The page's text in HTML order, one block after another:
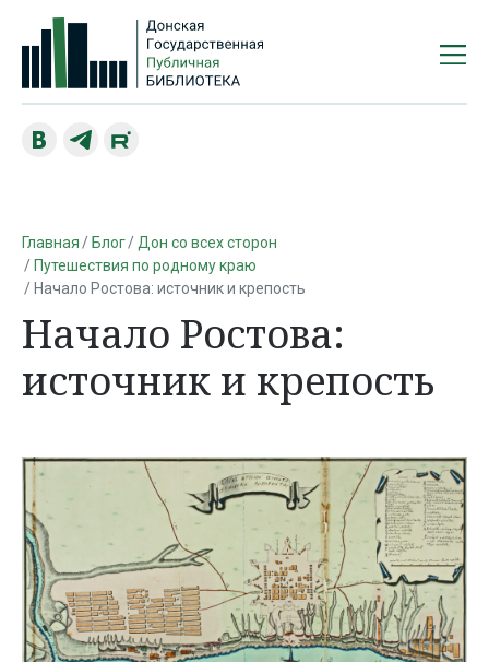
Главная Блог
Дон со всех сторон
Путешествия по родному краю
Начало Ростова: источник и крепость
Начало Ростова:
источник и крепость